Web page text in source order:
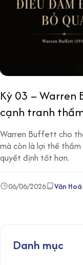
Danh mục
Kỳ 03 –
cạnh tranh
Warren Buffett cho
mà còn là lợi thế thầm
quyết định tốt hơn.
06/06/2026 Văn